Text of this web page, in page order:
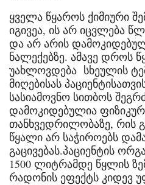
ყველა წყაროს ქიმიური
იგივეა, ის არ იცვლება
და არ არის
ნალექებზე. ამავე დროს
უახლოვდება სხეულის
მიღებისას
სასიამოვნო სითბოს
დამოკიდებულია
თანხვედრილობაზე, რის
წყალი არ საჭიროებს
გაცივებას.პაციენტის
1500 ლიტრამდე წყლის
რადონის ეფექტს კიდევ